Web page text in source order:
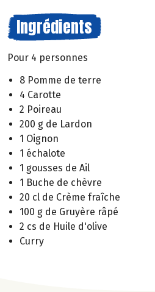
Ingrédients
Pour 4 personnes
8 Pomme de terre
4 Carotte
2 Poireau
200 g de Lardon
1 Oignon
1 échalote
1 gousses de Ail
1 Buche de chèvre
20 cl de Crème fraîche
100 g de Gruyère râpé
2 cs de Huile d'olive
Curry